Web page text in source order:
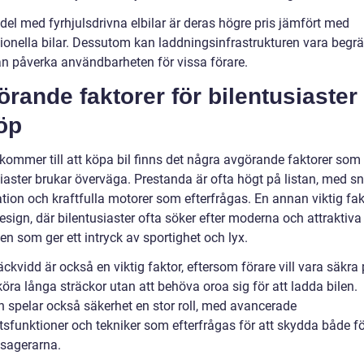
med fyrhjulsdrivna elbilar är deras högre pris jämfört med
bilar. Dessutom kan laddningsinfrastrukturen vara
påverka användbarheten för vissa förare.
faktorer för bilentusiaster
till att köpa bil finns det några avgörande faktorer som
brukar överväga. Prestanda är ofta högt på listan, med
och kraftfulla motorer som efterfrågas. En annan viktig
där bilentusiaster ofta söker efter moderna och attraktiva
som ger ett intryck av sportighet och lyx.
är också en viktig faktor, eftersom förare vill vara säkra
långa sträckor utan att behöva oroa sig för att ladda bilen.
spelar också säkerhet en stor roll, med avancerade
och tekniker som efterfrågas för att skydda både